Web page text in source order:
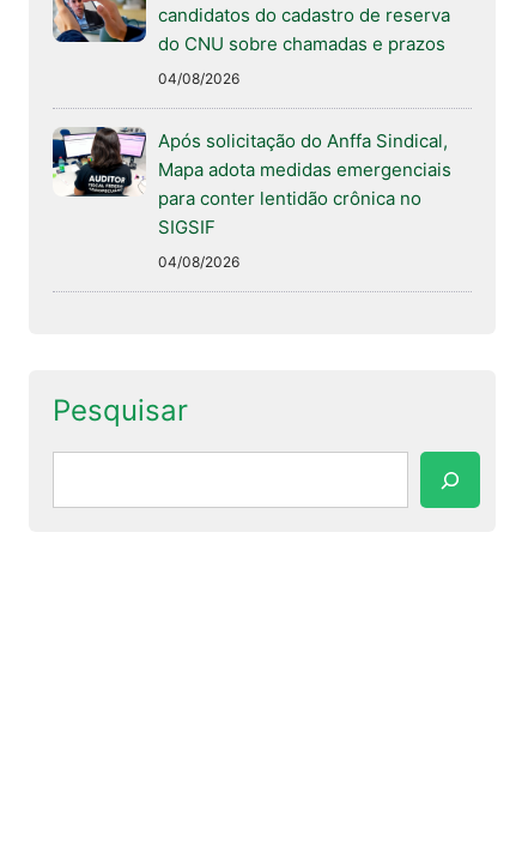
candidatos do cadastro de reserva
do CNU sobre chamadas e prazos
04/08/2026
Após solicitação do Anffa Sindical,
Mapa adota medidas emergenciais
para conter lentidão crônica no
SIGSIF
04/08/2026
Pesquisar